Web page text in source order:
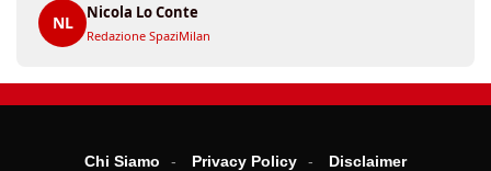
NL
Nicola Lo Conte
Redazione SpaziMilan
Chi Siamo Privacy Policy Disclaimer